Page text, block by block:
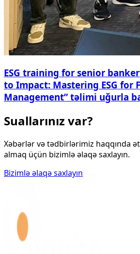
ESG training for senior
to Impact: Mastering ESG for
Management” təlimi uğurla
Suallarınız var?
Xəbərlər və tədbirlərimiz haqqında
almaq üçün bizimlə əlaqə saxlayın.
Bizimlə əlaqə saxlayın